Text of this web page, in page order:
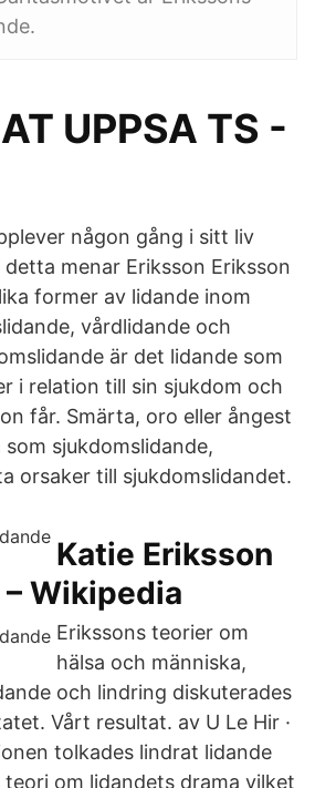
UPPSA TS -
någon gång i sitt liv
menar Eriksson Eriksson
former av lidande inom
vårdlidande och
är det lidande som
i relation till sin sjukdom och
får. Smärta, oro eller ångest
sjukdomslidande,
orsaker till sjukdomslidandet.
Katie Eriksson
Wikipedia
Erikssons teorier om
hälsa och människa,
och lindring diskuterades
Vårt resultat. av U Le Hir ·
tolkades lindrat lidande
om lidandets drama vilket